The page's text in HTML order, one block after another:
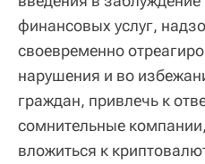
финансовых услуг,
своевременно
нарушения и во
граждан, привлечь к
сомнительные
вложиться к